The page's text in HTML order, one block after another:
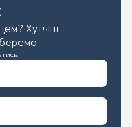
Хутчіш